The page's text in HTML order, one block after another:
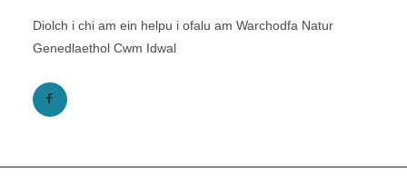
Diolch i chi am ein helpu i ofalu am Warchodfa Natur
Genedlaethol Cwm Idwal